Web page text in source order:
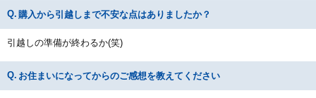
購入から引越しまで不安な点はありましたか？
引越しの準備が終わるか(笑)
お住まいになってからのご感想を教えてください